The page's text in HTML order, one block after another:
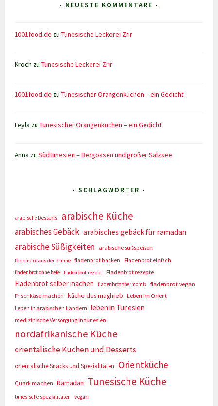
- NEUESTE KOMMENTARE -
1001food.de zuTunesische Leckerei Zrir
Kroch zuTunesische Leckerei Zrir
1001food.de zuTunesischer Orangenkuchen – ein Gedicht
Leyla zuTunesischer Orangenkuchen – ein Gedicht
Anna zuSüdtunesien – Bergoasen und großer Salzsee
- SCHLAGWÖRTER -
arabische Desserts arabische Küche
arabisches Gebäck arabisches gebäck für ramadan
arabische Süßigkeiten arabische süßspeisen
fladenbrot aus der Pfanne fladenbrot backen
Fladenbrot einfach
fladenbrot ohne hefe
fladenbrot rezept Fladenbrot rezepte
Fladenbrot selber machen fladenbrot thermomix fladenbrot vegan
Frischkäse machen
küche des maghreb
Leben im Orient
Leben in arabischen Ländern
leben in Tunesien
medizinische Versorgung in tunesien
nordafrikanische Küche
orientalische Kuchen und Desserts
orientalische Snacks und Spezialitäten Orientküche
Quark machen Ramadan Tunesische Küche
tunesische spezialitäten vegan